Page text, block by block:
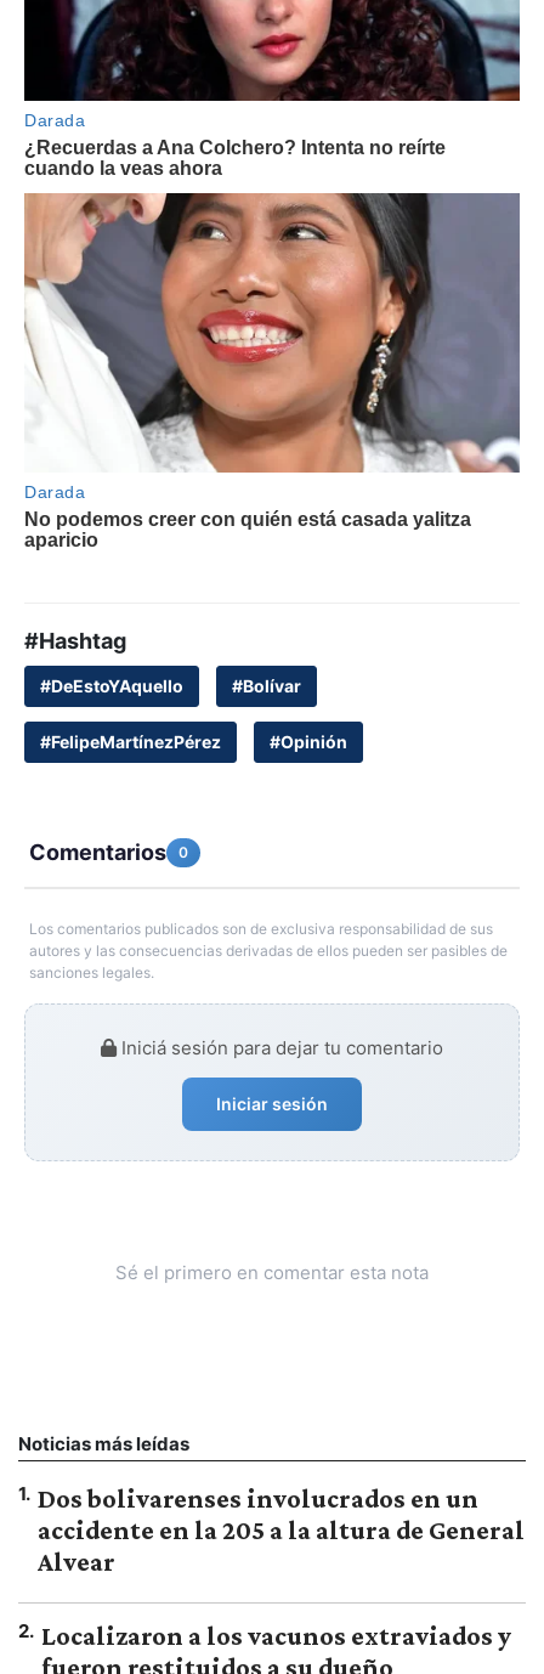
#Hashtag
#DeEstoYAquello #Bolívar
#FelipeMartínezPérez #Opinión
Comentarios 0
Los comentarios publicados son de exclusiva responsabilidad de sus
autores y las consecuencias derivadas de ellos pueden ser pasibles de
sanciones legales.
Iniciá sesión para dejar tu comentario
Iniciar sesión
Sé el primero en comentar esta nota
Noticias más leídas
1. Dos bolivarenses involucrados en un
accidente en la 205 a la altura de General
Alvear
2. Localizaron a los vacunos extraviados y
fueron restituidos a su dueño